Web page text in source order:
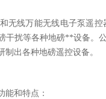
无线万能无线电子泵遥
干扰等各种地磅**设备。
出各种地磅遥控设备。
能和特点：